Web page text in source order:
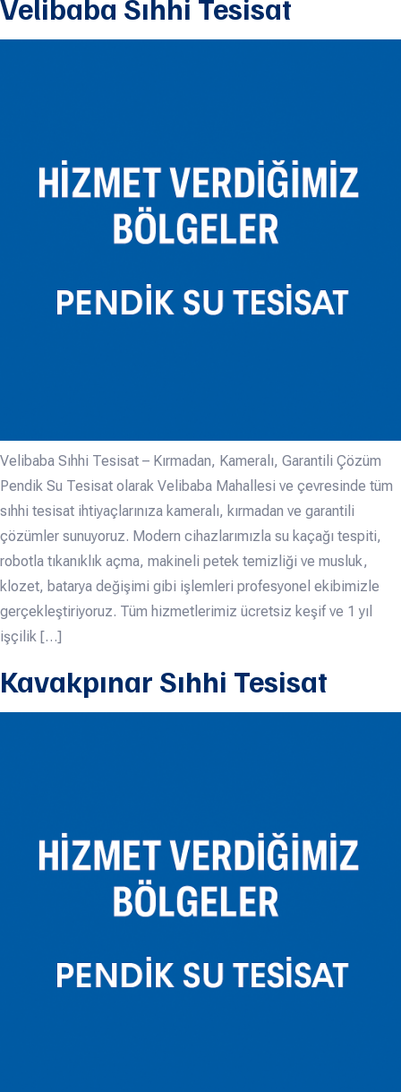
Velibaba Sıhhi Tesisat
Velibaba Sıhhi Tesisat – Kırmadan, Kameralı, Garantili Çözüm
Pendik Su Tesisat olarak Velibaba Mahallesi ve çevresinde tüm
sıhhi tesisat ihtiyaçlarınıza kameralı, kırmadan ve garantili
çözümler sunuyoruz. Modern cihazlarımızla su kaçağı tespiti,
robotla tıkanıklık açma, makineli petek temizliği ve musluk,
klozet, batarya değişimi gibi işlemleri profesyonel ekibimizle
gerçekleştiriyoruz. Tüm hizmetlerimiz ücretsiz keşif ve 1 yıl
işçilik […]
Kavakpınar Sıhhi Tesisat